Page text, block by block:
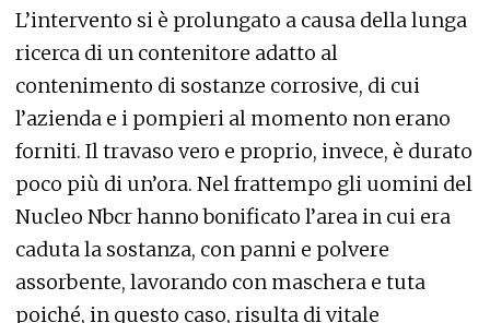
L’intervento si è prolungato a causa della lunga
ricerca di un contenitore adatto al
contenimento di sostanze corrosive, di cui
l’azienda e i pompieri al momento non erano
forniti. Il travaso vero e proprio, invece, è durato
poco più di un’ora. Nel frattempo gli uomini del
Nucleo Nbcr hanno bonificato l’area in cui era
caduta la sostanza, con panni e polvere
assorbente, lavorando con maschera e tuta
poiché, in questo caso, risulta di vitale